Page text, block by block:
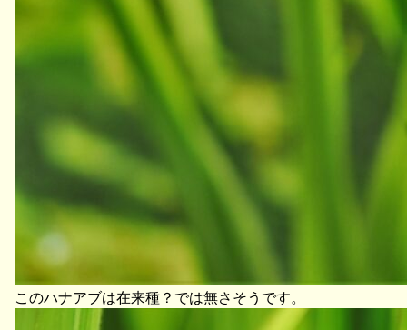
このハナアブは在来種？では無さそうです。